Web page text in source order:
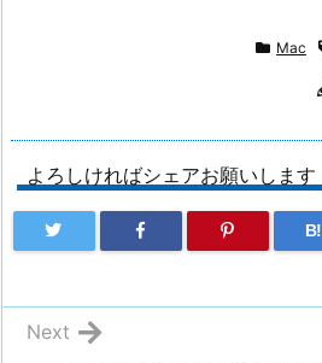
Mac
よろしければシェアお願いします
B!
Next